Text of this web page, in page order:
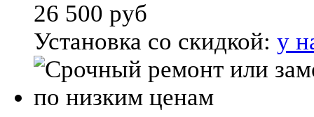
26 500 руб
Установка со скидкой: у